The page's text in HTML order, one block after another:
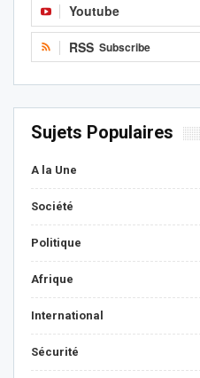
Youtube
RSS Subscribe
Sujets Populaires
A la Une
Société
Politique
Afrique
International
Sécurité